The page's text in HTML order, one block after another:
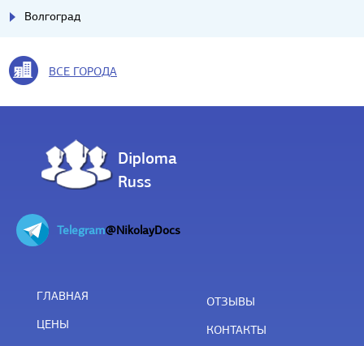
Волгоград
ВСЕ ГОРОДА
Diploma
Russ
Telegram@NikolayDocs
ГЛАВНАЯ
ЦЕНЫ
ОТЗЫВЫ
КОНТАКТЫ